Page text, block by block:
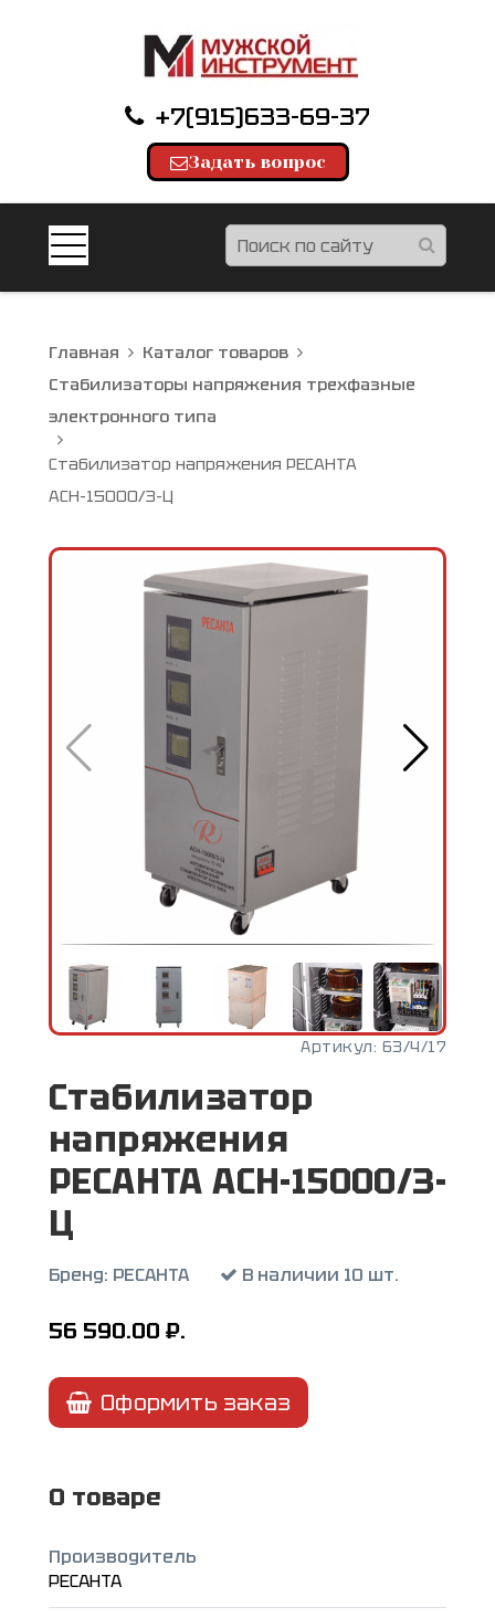
+7(915)633-69-37
Задать вопрос
Главная
Каталог товаров
Стабилизаторы напряжения трехфазные
электронного типа
Стабилизатор напряжения РЕСАНТА
АСН-15000/3-Ц
Артикул: 63/4/17
Стабилизатор
напряжения
РЕСАНТА АСН-15000/3-
Ц
Бренд: РЕСАНТА В наличии 10 шт.
56 590.00 ₽.
Оформить заказ
О товаре
Производитель
РЕСАНТА